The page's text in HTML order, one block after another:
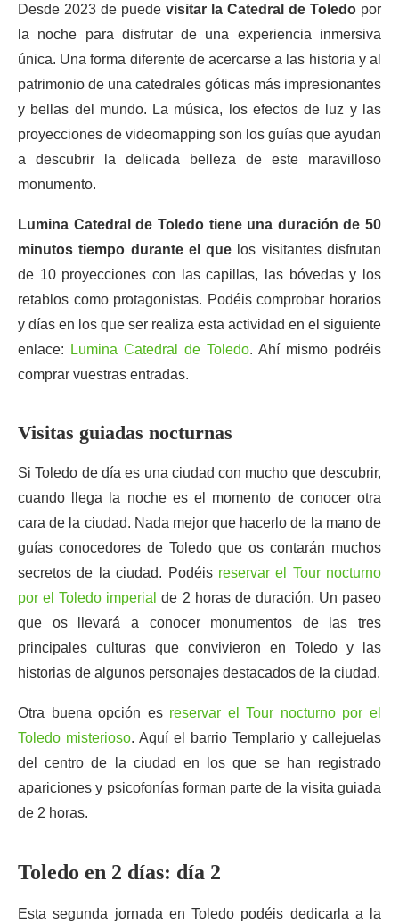
Desde 2023 de puede visitar la Catedral de Toledo por
la noche para disfrutar de una experiencia inmersiva
única. Una forma diferente de acercarse a las historia y al
patrimonio de una catedrales góticas más impresionantes
y bellas del mundo. La música, los efectos de luz y las
proyecciones de videomapping son los guías que ayudan
a descubrir la delicada belleza de este maravilloso
monumento.
Lumina Catedral de Toledo tiene una duración de 50
minutos tiempo durante el que los visitantes disfrutan
de 10 proyecciones con las capillas, las bóvedas y los
retablos como protagonistas. Podéis comprobar horarios
y días en los que ser realiza esta actividad en el siguiente
enlace:
Lumina Catedral de Toledo. Ahí mismo podréis
comprar vuestras entradas.
Visitas guiadas nocturnas
Si Toledo de día es una ciudad con mucho que descubrir,
cuando llega la noche es el momento de conocer otra
cara de la ciudad. Nada mejor que hacerlo de la mano de
guías conocedores de Toledo que os contarán muchos
secretos de la ciudad. Podéis reservar el Tour nocturno
por el Toledo imperial de 2 horas de duración. Un paseo
que os llevará a conocer monumentos de las tres
principales culturas que convivieron en Toledo y las
historias de algunos personajes destacados de la ciudad.
Otra buena opción es reservar el Tour nocturno por el
Toledo misterioso. Aquí el barrio Templario y callejuelas
del centro de la ciudad en los que se han registrado
apariciones y psicofonías forman parte de la visita guiada
de 2 horas.
Toledo en 2 días: día 2
Esta segunda jornada en Toledo podéis dedicarla a la